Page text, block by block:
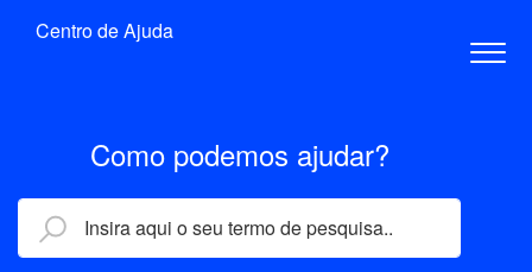
Centro de Ajuda
Como podemos ajudar?